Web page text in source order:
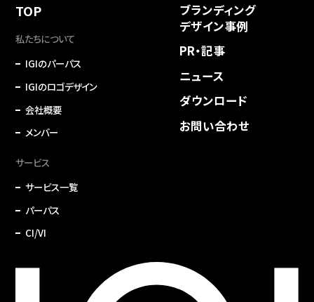
TOP
私たちについて
IGIのパーパス
IGIのロゴデザイン
会社概要
メンバー
サービス
サービス一覧
パーパス
CI/VI
ブランディング
デザイン事例
PR・記事
ニュース
ダウンロード
お問い合わせ